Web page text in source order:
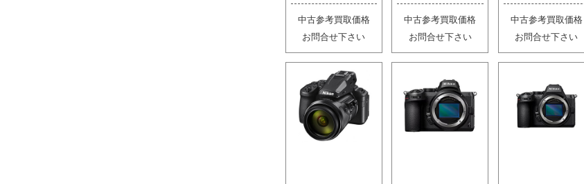
中古参考買取価格
お問合せ下さい
中古参考買取価格
お問合せ下さい
中古参考買取価格
お問合せ下さい